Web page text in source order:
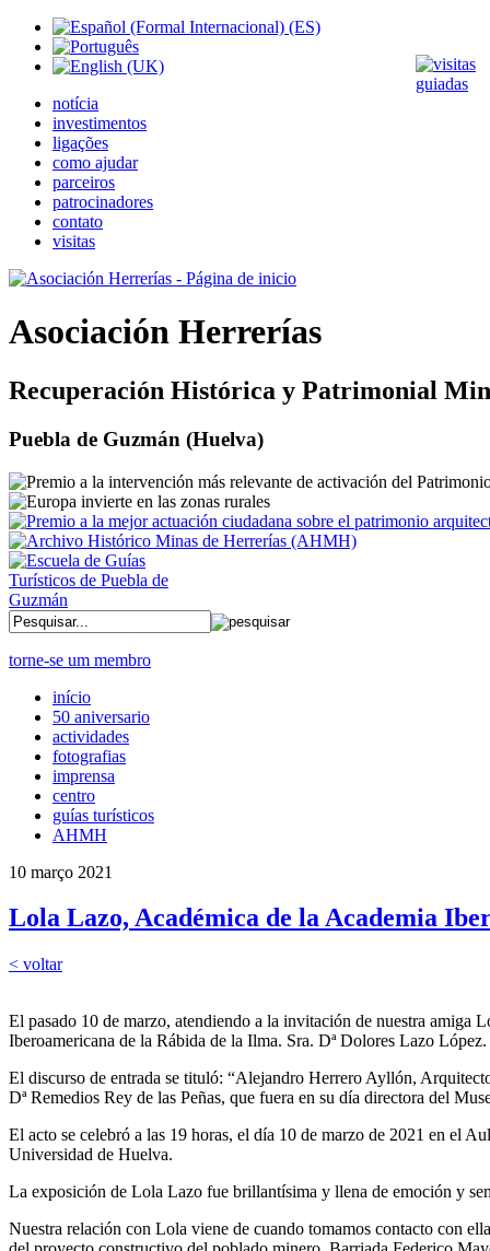
notícia
investimentos
ligações
como ajudar
parceiros
patrocinadores
contato
visitas
Asociación Herrerías
Recuperación Histórica y Patrimonial
Puebla de Guzmán (Huelva)
torne-se um membro
início
50 aniversario
actividades
fotografias
imprensa
centro
guías turísticos
AHMH
10 março 2021
Lola Lazo, Académica de la Academia
< voltar
El pasado 10 de marzo, atendiendo a la invitación de nuestra amiga
Iberoamericana de la Rábida de la Ilma. Sra. Dª Dolores Lazo López.
El discurso de entrada se tituló: “Alejandro Herrero Ayllón,
Dª Remedios Rey de las Peñas, que fuera en su día directora del
El acto se celebró a las 19 horas, el día 10 de marzo de 2021 en el
Universidad de Huelva.
La exposición de Lola Lazo fue brillantísima y llena de emoción y
Nuestra relación con Lola viene de cuando tomamos contacto con